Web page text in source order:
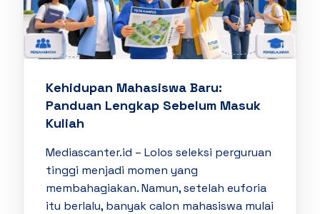
Kehidupan Mahasiswa Baru:
Panduan Lengkap Sebelum Masuk
Kuliah
Mediascanter.id – Lolos seleksi perguruan
tinggi menjadi momen yang
membahagiakan. Namun, setelah euforia
itu berlalu, banyak calon mahasiswa mulai